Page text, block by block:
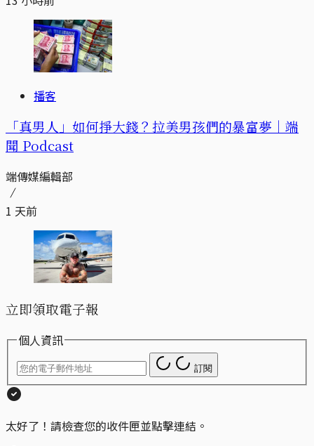
播客
「真男人」如何掙大錢？拉美男孩們的暴富夢｜端
聞 Podcast
端傳媒編輯部
1 天前
立即領取電子報
個人資訊
訂閱
太好了！請檢查您的收件匣並點擊連結。